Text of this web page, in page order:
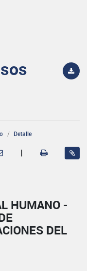
Detalle
|
HUMANO -
DEL